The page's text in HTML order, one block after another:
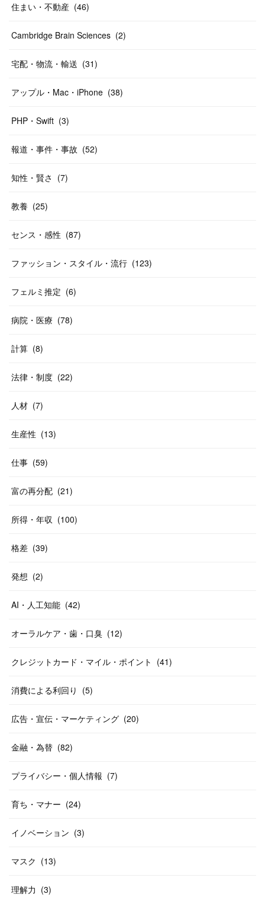
住まい・不動産 (46)
Cambridge Brain Sciences (2)
宅配・物流・輸送 (31)
アップル・Mac・iPhone (38)
PHP・Swift (3)
報道・事件・事故 (52)
知性・賢さ (7)
教養 (25)
センス・感性 (87)
ファッション・スタイル・流行 (123)
フェルミ推定 (6)
病院・医療 (78)
計算 (8)
法律・制度 (22)
人材 (7)
生産性 (13)
仕事 (59)
富の再分配 (21)
所得・年収 (100)
格差 (39)
発想 (2)
AI・人工知能 (42)
オーラルケア・歯・口臭 (12)
クレジットカード・マイル・ポイント (41)
消費による利回り (5)
広告・宣伝・マーケティング (20)
金融・為替 (82)
プライバシー・個人情報 (7)
育ち・マナー (24)
イノベーション (3)
マスク (13)
理解力 (3)